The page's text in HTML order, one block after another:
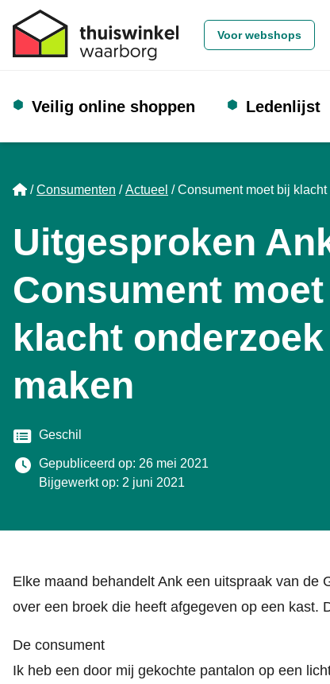
Voor webshops
Veilig online shoppen Ledenlijst
Home
Consumenten Actueel Consument moet bij
Uitgesproken
Consument
klacht
maken
Categorie
Geschil
Gepubliceerd op: 26 mei 2021
Bijgewerkt op: 2 juni 2021
Elke maand behandelt Ank een uitspraak van de
over een broek die heeft afgegeven op een kast.
De consument
Ik heb een door mij gekochte pantalon op een